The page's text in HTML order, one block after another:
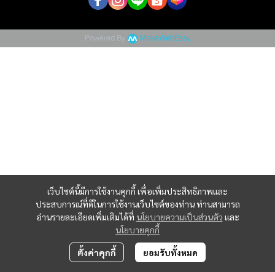
เว็บไซต์นี้มีการใช้งานคุกกี้ เพื่อเพิ่มประสิทธิภาพและ
ประสบการณ์ที่ดีในการใช้งานเว็บไซต์ของท่าน ท่านสามารถ
อ่านรายละเอียดเพิ่มเติมได้ที่ นโยบายความเป็นส่วนตัว และ
นโยบายคุกกี้
ตั้งค่าคุกกี้ ยอมรับทั้งหมด
Powered By MakeWebEasy